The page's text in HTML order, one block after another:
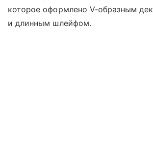
которое оформлено V-образным
и длинным шлейфом.